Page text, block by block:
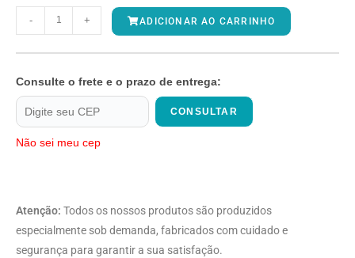
- + ADICIONAR AO CARRINHO
Consulte o frete e o prazo de entrega:
CONSULTAR
Não sei meu cep
Atenção: Todos os nossos produtos são produzidos
especialmente sob demanda, fabricados com cuidado e
segurança para garantir a sua satisfação.